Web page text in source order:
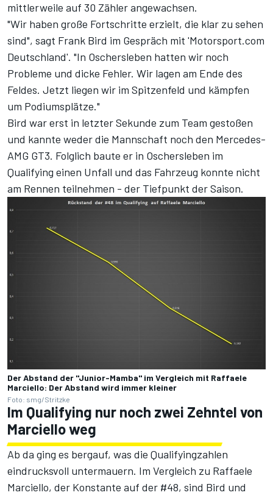
mittlerweile auf 30 Zähler angewachsen.
"Wir haben große Fortschritte erzielt, die klar zu sehen
sind", sagt Frank Bird im Gespräch mit 'Motorsport.com
Deutschland'. "In Oschersleben hatten wir noch
Probleme und dicke Fehler. Wir lagen am Ende des
Feldes. Jetzt liegen wir im Spitzenfeld und kämpfen
um Podiumsplätze."
Bird war erst in letzter Sekunde zum Team gestoßen
und kannte weder die Mannschaft noch den Mercedes-
AMG GT3. Folglich baute er in Oschersleben im
Qualifying einen Unfall und das Fahrzeug konnte nicht
am Rennen teilnehmen - der Tiefpunkt der Saison.
Der Abstand der "Junior-Mamba" im Vergleich mit Raffaele
Marciello: Der Abstand wird immer kleiner
Foto: smg/Stritzke
Im Qualifying nur noch zwei Zehntel von
Marciello weg
Ab da ging es bergauf, was die Qualifyingzahlen
eindrucksvoll untermauern. Im Vergleich zu Raffaele
Marciello, der Konstante auf der #48, sind Bird und